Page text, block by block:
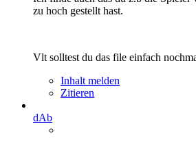
zu hoch gestellt hast.
Vlt solltest du das file einfach
Inhalt melden
Zitieren
dAb